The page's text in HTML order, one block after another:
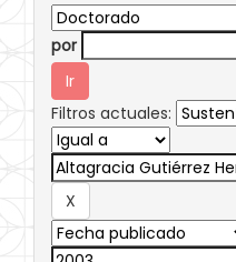
por
Filtros actuales: